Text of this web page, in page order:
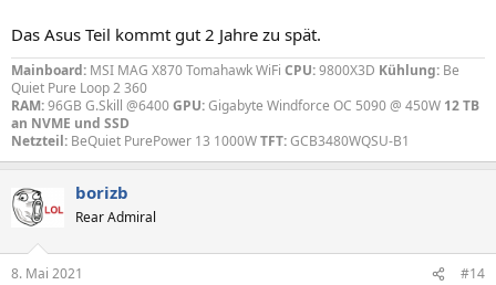
Das Asus Teil kommt gut 2 Jahre zu spät.
Mainboard: MSI MAG X870 Tomahawk WiFi CPU:9800X3D Kühlung: Be
Quiet Pure Loop 2 360
RAM:96GB G.Skill @6400GPU:Gigabyte Windforce OC 5090 @ 450W 12 TB
an NVME und SSD
Netzteil: BeQuiet PurePower 13 1000WTFT:GCB3480WQSU-B1
borizb
Rear Admiral
8. Mai 2021 #14